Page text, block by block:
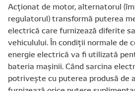
Acționat de motor, alternatorul
regulatorul) transformă puterea
electrică care furnizează diferite
vehiculului. În condiții normale de
energie electrică va fi utilizată
bateria mașinii. Când sarcina
potrivește cu puterea produsă de